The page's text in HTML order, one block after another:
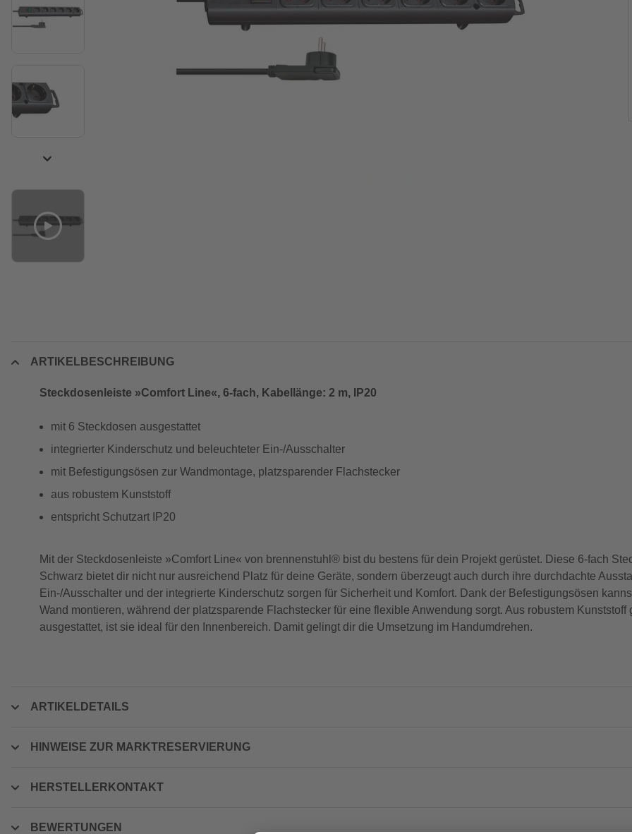
ARTIKELBESCHREIBUNG
Steckdosenleiste »Comfort Line«, 6-fach, Kabellänge: 2 m, IP20
mit 6 Steckdosen ausgestattet
integrierter Kinderschutz und beleuchteter Ein-/Ausschalter
mit Befestigungsösen zur Wandmontage, platzsparender Flachstecker
aus robustem Kunststoff
entspricht Schutzart IP20
Mit der Steckdosenleiste »Comfort Line« von brennenstuhl® bist du bestens für dein Projekt gerüstet. Diese 6-fach
Schwarz bietet dir nicht nur ausreichend Platz für deine Geräte, sondern überzeugt auch durch ihre durchdachte
Ein-/Ausschalter und der integrierte Kinderschutz sorgen für Sicherheit und Komfort. Dank der Befestigungsösen
Wand montieren, während der platzsparende Flachstecker für eine flexible Anwendung sorgt. Aus robustem Kunststoff
ausgestattet, ist sie ideal für den Innenbereich. Damit gelingt dir die Umsetzung im Handumdrehen.
ARTIKELDETAILS
HINWEISE ZUR MARKTRESERVIERUNG
HERSTELLERKONTAKT
BEWERTUNGEN